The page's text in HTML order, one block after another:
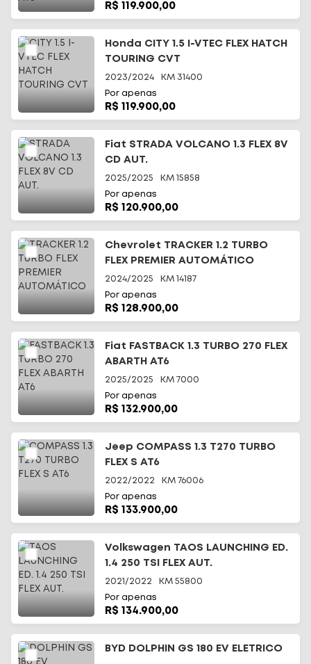
Início
Todos os carros
Telefone
(48) 99644-0085
R$ 119.900,00
Honda CITY 1.5 I-VTEC FLEX HATCH
TOURING CVT
2023/2024 KM 31400
Por apenas
R$ 119.900,00
Fiat STRADA VOLCANO 1.3 FLEX 8V
CD AUT.
2025/2025 KM 15858
Por apenas
R$ 120.900,00
Chevrolet TRACKER 1.2 TURBO
FLEX PREMIER AUTOMÁTICO
2024/2025 KM 14187
Por apenas
R$ 128.900,00
Fiat FASTBACK 1.3 TURBO 270 FLEX
ABARTH AT6
2025/2025 KM 7000
Por apenas
R$ 132.900,00
Jeep COMPASS 1.3 T270 TURBO
FLEX S AT6
2022/2022 KM 76006
Por apenas
R$ 133.900,00
Volkswagen TAOS LAUNCHING ED.
1.4 250 TSI FLEX AUT.
2021/2022 KM 55800
Por apenas
R$ 134.900,00
BYD DOLPHIN GS 180 EV ELETRICO